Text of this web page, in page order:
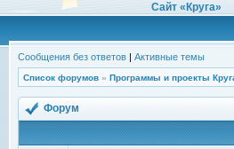
Сайт «Круга»
Сообщения без ответов | Активные темы
Список форумов » Программы и проекты
Форум